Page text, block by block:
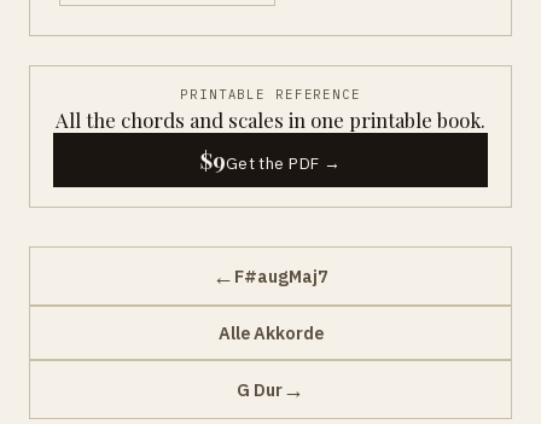
PRINTABLE REFERENCE
All the chords and scales in one printable book.
$9Get the PDF →
← F#augMaj7
Alle Akkorde
G Dur→